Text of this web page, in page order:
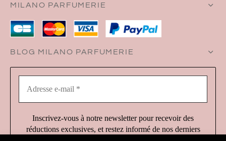
MILANO PARFUMERIE
BLOG MILANO PARFUMERIE
Inscrivez-vous à notre newsletter pour recevoir des
réductions exclusives, et restez informé de nos derniers